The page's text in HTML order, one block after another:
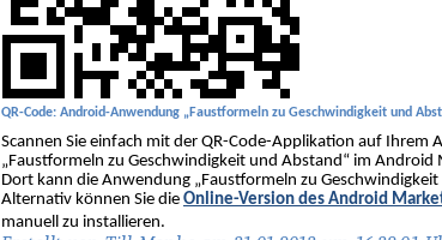
QR-Code: Android-Anwendung „Faustformeln zu Geschwindigkeit und
Scannen Sie einfach mit der QR-Code-Applikation auf
„Faustformeln zu Geschwindigkeit und Abstand“ im Android
Dort kann die Anwendung „Faustformeln zu
Alternativ können Sie die Online-Version des Android
manuell zu installieren.